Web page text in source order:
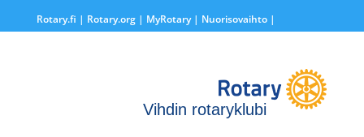
Rotary.fi | Rotary.org| MyRotary | Nuorisovaihto|
Vihdin rotaryklubi